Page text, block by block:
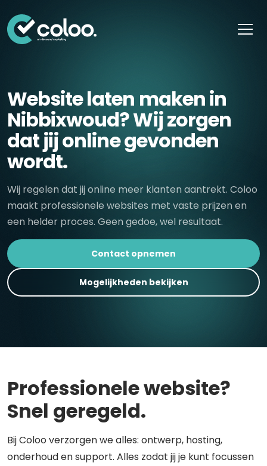
Website laten maken in
Nibbixwoud? Wij zorgen
dat jij online gevonden
wordt.
Wij regelen dat jij online meer klanten aantrekt. Coloo
maakt professionele websites met vaste prijzen en
een helder proces. Geen gedoe, wel resultaat.
Contact opnemen
Mogelijkheden bekijken
Professionele website?
Snel geregeld.
Bij Coloo verzorgen we alles: ontwerp, hosting,
onderhoud en support. Alles zodat jij je kunt focussen